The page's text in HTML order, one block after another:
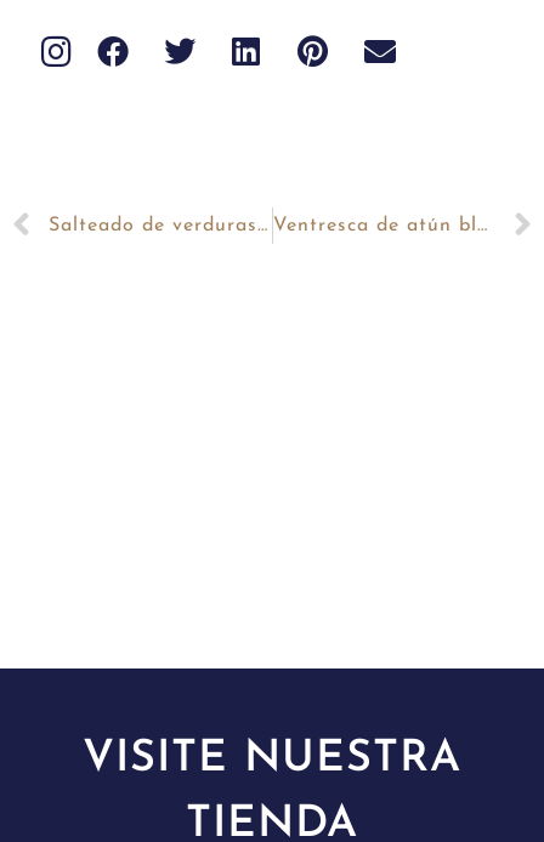
Salteado de verduras con chipirones Ventresca de atún blanco con cebolletas y romesco
VISITE NUESTRA
TIENDA